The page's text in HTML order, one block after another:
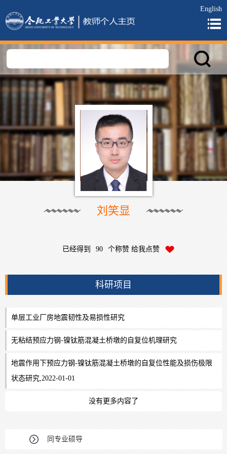
English
刘笑显
已经得到 90 个称赞 给我点赞
科研项目
单层工业厂房地震韧性及易损性研究
无粘结预应力钢-镍钛筋混凝土桥墩的自复位机理研究
地震作用下预应力钢-镍钛筋混凝土桥墩的自复位性能及损伤极限
状态研究,2022-01-01
没有更多内容了
同专业硕导